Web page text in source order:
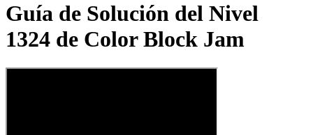
Guía de Solución del Nivel
1324 de Color Block Jam